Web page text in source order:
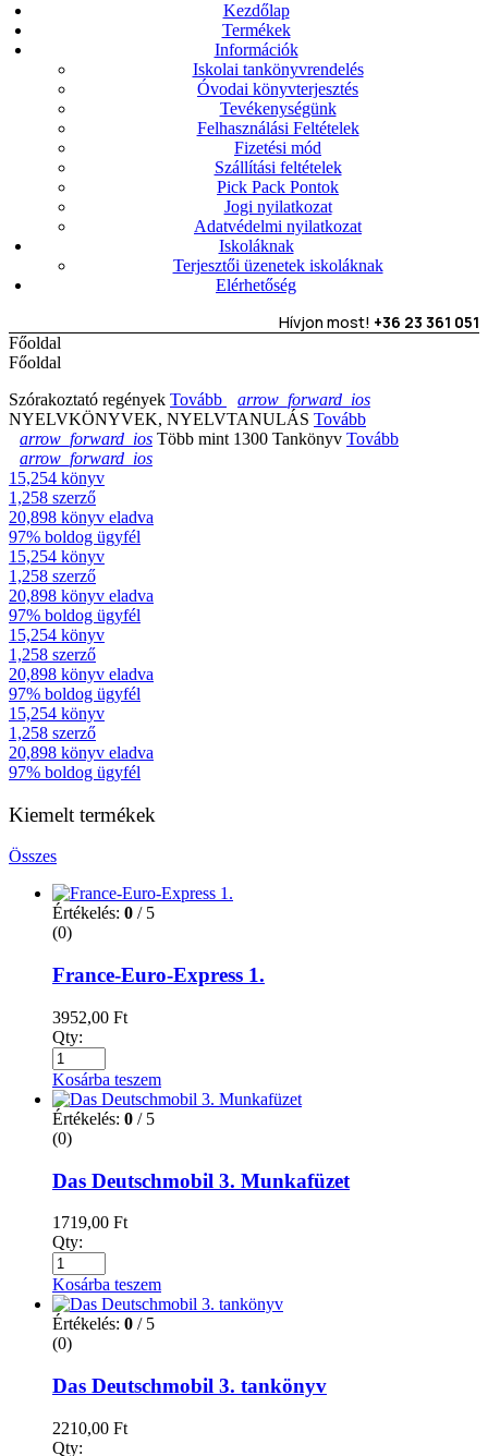
Kezdőlap
Termékek
Információk
Iskolai tankönyvrendelés
Óvodai könyvterjesztés
Tevékenységünk
Felhasználási Feltételek
Fizetési mód
Szállítási feltételek
Pick Pack Pontok
Jogi nyilatkozat
Adatvédelmi nyilatkozat
Iskoláknak
Terjesztői üzenetek iskoláknak
Elérhetőség
Hívjon most! +36 23 361 051
Főoldal
Főoldal
Szórakoztató regények Tovább
arrow_forward_ios
NYELVKÖNYVEK, NYELVTANULÁS Tovább
arrow_forward_ios Több mint 1300 Tankönyv Tovább
arrow_forward_ios
15,254 könyv
1,258 szerző
20,898 könyv eladva
97% boldog ügyfél
15,254 könyv
1,258 szerző
20,898 könyv eladva
97% boldog ügyfél
15,254 könyv
1,258 szerző
20,898 könyv eladva
97% boldog ügyfél
15,254 könyv
1,258 szerző
20,898 könyv eladva
97% boldog ügyfél
Kiemelt termékek
Összes
Értékelés: 0 / 5
(0)
France-Euro-Express 1.
3952,00 Ft
Qty:
Kosárba teszem
Értékelés: 0 / 5
(0)
Das Deutschmobil 3. Munkafüzet
1719,00 Ft
Qty:
Kosárba teszem
Értékelés: 0 / 5
(0)
Das Deutschmobil 3. tankönyv
2210,00 Ft
Qty: